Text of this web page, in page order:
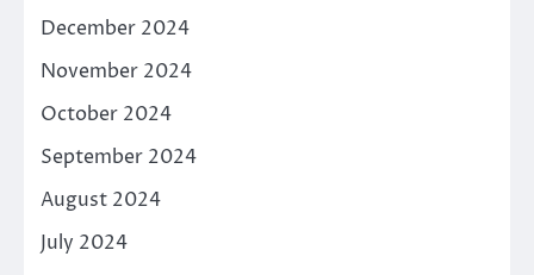
December 2024
November 2024
October 2024
September 2024
August 2024
July 2024